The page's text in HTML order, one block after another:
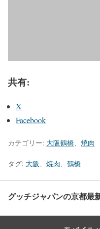
共有:
X
Facebook
カテゴリー: 大阪鶴橋 焼肉
タグ: 大阪 焼肉 鶴橋
グッチジャパンの京都最